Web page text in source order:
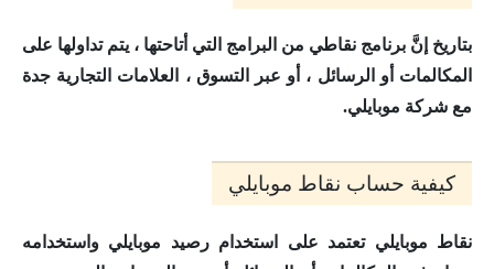
بتاريخ إنَّ برنامج نقاطي من البرامج التي أتاحتها ، يتم تداولها على
المكالمات أو الرسائل ، أو عبر التسوق ، العلامات التجارية جدة
مع شركة موبايلي.
كيفية حساب نقاط موبايلي
نقاط موبايلي تعتمد على استخدام رصيد موبايلي واستخدامه